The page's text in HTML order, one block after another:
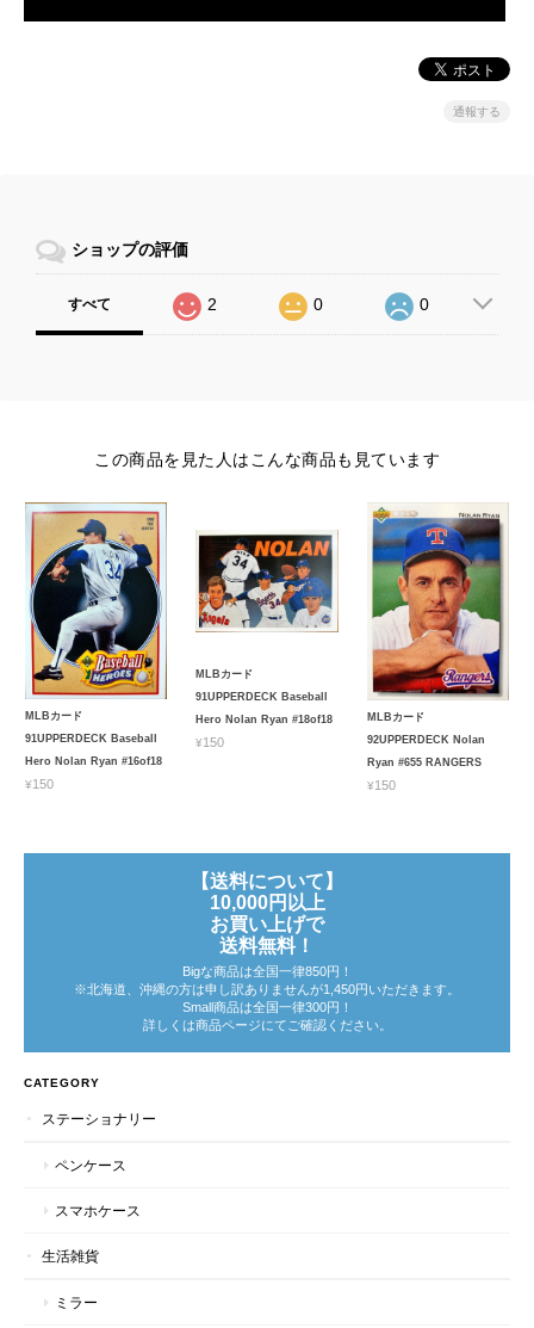
通報する
ショップの評価
すべて 2 0 0
この商品を見た人はこんな商品も見ています
MLBカード
91UPPERDECK Baseball
Hero Nolan Ryan #16of18
¥150
MLBカード
91UPPERDECK Baseball
Hero Nolan Ryan #18of18
¥150
MLBカード
92UPPERDECK Nolan
Ryan #655 RANGERS
¥150
【送料について】
10,000円以上
お買い上げで
送料無料！
Bigな商品は全国一律850円！
※北海道、沖縄の方は申し訳ありませんが1,450円いただきます。
Small商品は全国一律300円！
詳しくは商品ページにてご確認ください。
CATEGORY
ステーショナリー
ペンケース
スマホケース
生活雑貨
ミラー